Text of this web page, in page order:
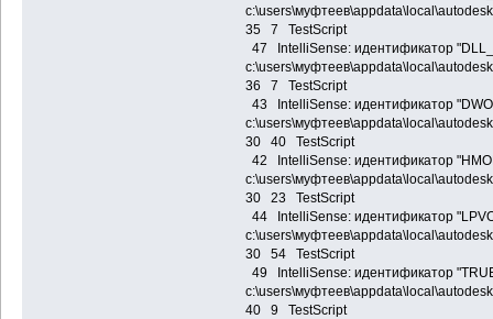
35 7 TestScript
47 IntelliSense: идентификатор
36 7 TestScript
43 IntelliSense: идентификатор
30 40 TestScript
42 IntelliSense: идентификатор
30 23 TestScript
44 IntelliSense: идентификатор
30 54 TestScript
49 IntelliSense: идентификатор
40 9 TestScript